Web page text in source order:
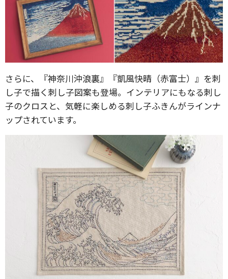
さらに、『神奈川沖浪裏』『凱風快晴（赤富士）』を刺
し子で描く刺し子図案も登場。インテリアにもなる刺し
子のクロスと、気軽に楽しめる刺し子ふきんがラインナ
ップされています。